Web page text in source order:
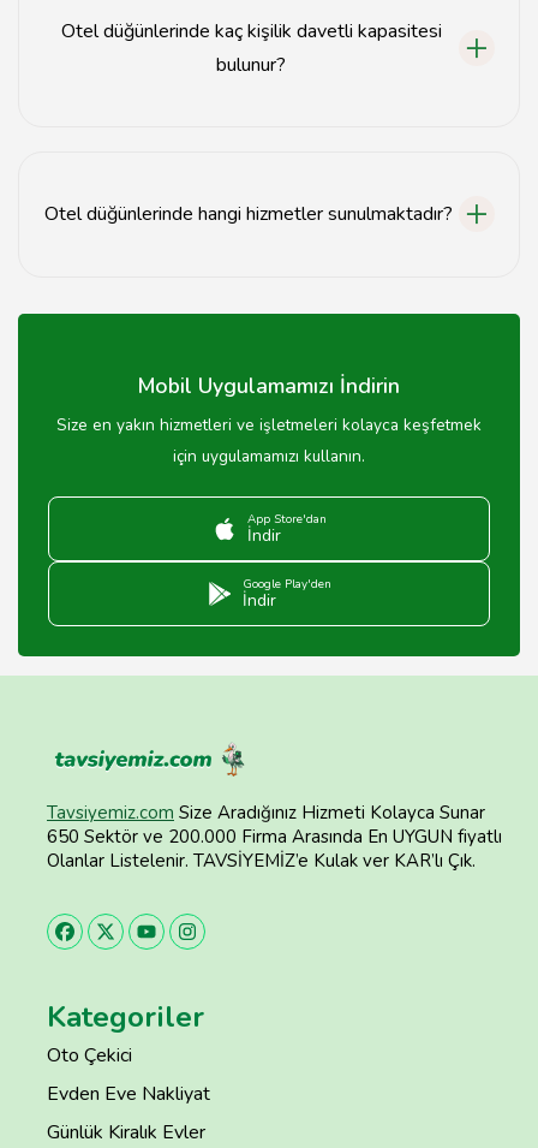
Otel düğünlerinde kaç kişilik davetli kapasitesi
bulunur?
Otel düğünlerinde hangi hizmetler sunulmaktadır?
dekorasyon, müzik ve konaklama hizmetleri
Mobil Uygulamamızı İndirin
Size en yakın hizmetleri ve işletmeleri kolayca keşfetmek
için uygulamamızı kullanın.
App Store'dan
İndir
Google Play'den
İndir
Tavsiyemiz.com Size Aradığınız Hizmeti Kolayca Sunar
650 Sektör ve 200.000 Firma Arasında En UYGUN fiyatlı
Olanlar Listelenir. TAVSİYEMİZ’e Kulak ver KAR’lı Çık.
Kategoriler
Oto Çekici
Evden Eve Nakliyat
Günlük Kiralık Evler